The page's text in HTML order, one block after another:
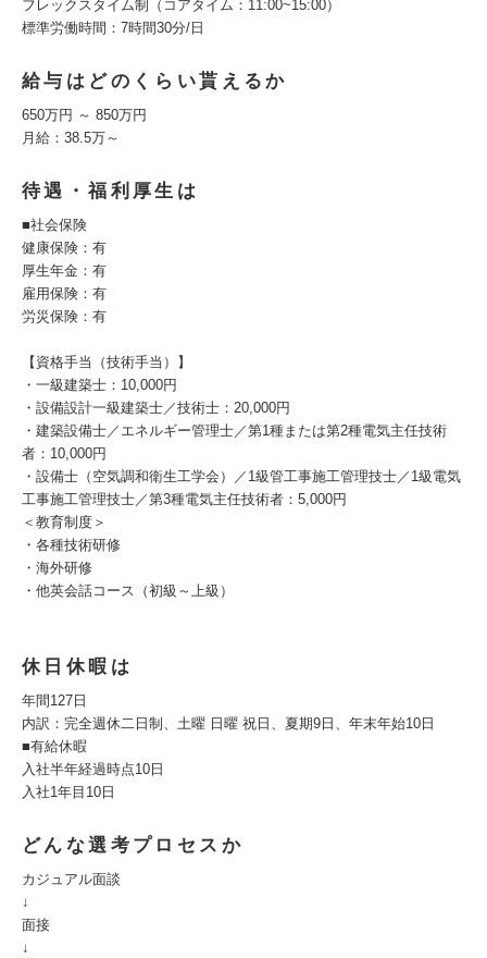
フレックスタイム制（コアタイム：11:00~15:00）
標準労働時間：7時間30分/日
給与はどのくらい貰えるか
650万円 ～ 850万円
月給：38.5万～
待遇・福利厚生は
■社会保険
健康保険：有
厚生年金：有
雇用保険：有
労災保険：有
【資格手当（技術手当）】
・一級建築士：10,000円
・設備設計一級建築士／技術士：20,000円
・建築設備士／エネルギー管理士／第1種または第2種電気主任技術
者：10,000円
・設備士（空気調和衛生工学会）／1級管工事施工管理技士／1級電気
工事施工管理技士／第3種電気主任技術者：5,000円
＜教育制度＞
・各種技術研修
・海外研修
・他英会話コース（初級～上級）
休日休暇は
年間127日
内訳：完全週休二日制、土曜 日曜 祝日、夏期9日、年末年始10日
■有給休暇
入社半年経過時点10日
入社1年目10日
どんな選考プロセスか
カジュアル面談
↓
面接
↓